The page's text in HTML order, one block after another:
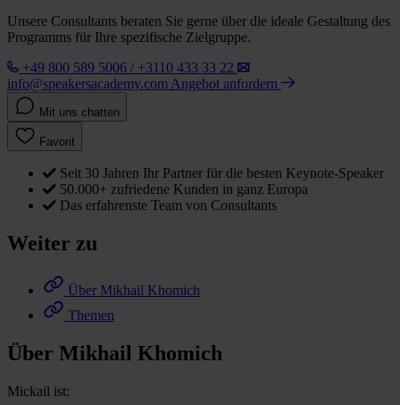
Unsere Consultants beraten Sie gerne über die ideale Gestaltung des
Programms für Ihre spezifische Zielgruppe.
+49 800 589 5006 / +3110 433 33 22
info@speakersacademy.com Angebot anfordern
Mit uns chatten
Favorit
Seit 30 Jahren Ihr Partner für die besten Keynote-Speaker
50.000+ zufriedene Kunden in ganz Europa
Das erfahrenste Team von Consultants
Weiter zu
Über Mikhail Khomich
Themen
Über Mikhail Khomich
Mickail ist: